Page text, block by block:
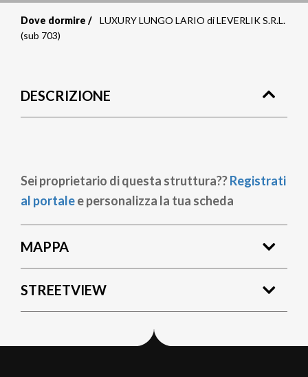
Briciole
pane
Dove dormire
LUXURY LUNGO LARIO di LEVERLIK S.R.L.
(sub 703)
DESCRIZIONE
Sei proprietario di questa struttura??Registrati
al portalee personalizza la tua scheda
MAPPA
STREETVIEW